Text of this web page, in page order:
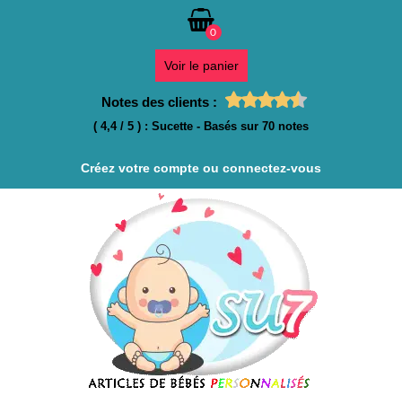
0
Voir le panier
Notes des clients :
( 4,4/ 5 ) : Sucette - Basés sur 70 notes
Créez votre compte ou connectez-vous